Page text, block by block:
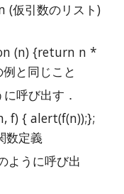
仮引数のリスト)
(n) {return n *
と同じこと
呼び出す．
f) { alert(f(n));};
数定義
ように呼び出